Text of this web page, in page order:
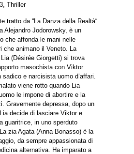
Thriller
tratto da “La Danza della Realtà“
Alejandro Jodorowsky, è un
che affonda le mani nelle
che animano il Veneto. La
(Désirée Giorgetti) si trova
masochista con Viktor
e narcisista uomo d’affari.
viene rotto quando Lia
le impone di abortire e la
Gravemente depressa, dopo un
decide di lasciare Viktor e
guaritrice, in uno sperduto
zia Agata (Anna Bonasso) è la
da sempre appassionata di
alternativa. Ha imparato a